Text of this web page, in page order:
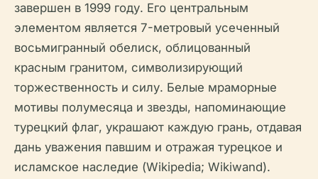
завершен в 1999 году. Его центральным
элементом является 7-метровый усеченный
восьмигранный обелиск, облицованный
красным гранитом, символизирующий
торжественность и силу. Белые мраморные
мотивы полумесяца и звезды, напоминающие
турецкий флаг, украшают каждую грань, отдавая
дань уважения павшим и отражая турецкое и
исламское наследие (Wikipedia; Wikiwand).